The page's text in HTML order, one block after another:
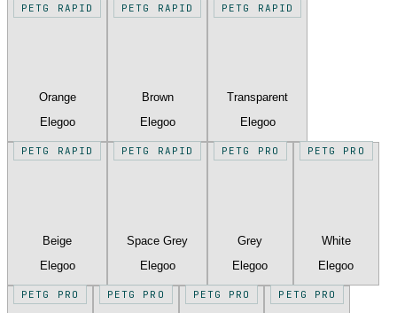
PETG RAPID
Orange
Elegoo
PETG RAPID
Brown
Elegoo
PETG RAPID
Transparent
Elegoo
PETG RAPID
Beige
Elegoo
PETG RAPID
Space Grey
Elegoo
PETG PRO
Grey
Elegoo
PETG PRO
White
Elegoo
PETG PRO PETG PRO PETG PRO PETG PRO